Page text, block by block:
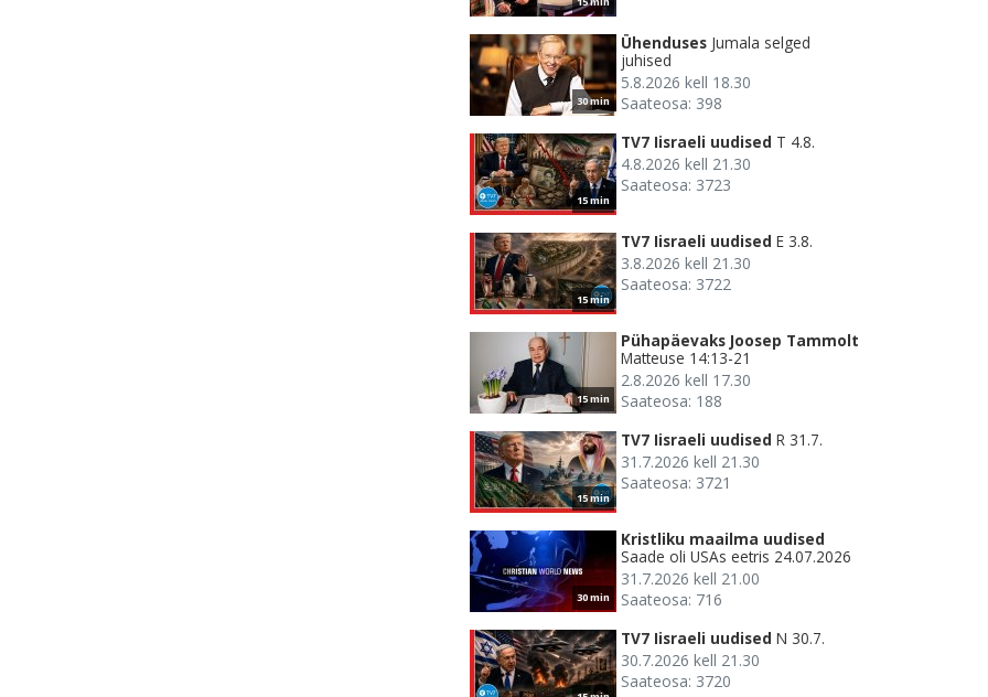
30 min
Ühenduses Jumala selged
juhised
5.8.2026 kell 18.30
Saateosa: 398
15 min
TV7 Iisraeli uudised T 4.8.
4.8.2026 kell 21.30
Saateosa: 3723
15 min
TV7 Iisraeli uudised E 3.8.
3.8.2026 kell 21.30
Saateosa: 3722
15 min
Pühapäevaks Joosep Tammolt
Matteuse 14:13-21
2.8.2026 kell 17.30
Saateosa: 188
15 min
TV7 Iisraeli uudised R 31.7.
31.7.2026 kell 21.30
Saateosa: 3721
30 min
Kristliku maailma uudised
Saade oli USAs eetris 24.07.2026
31.7.2026 kell 21.00
Saateosa: 716
TV7 Iisraeli uudised N 30.7.
30.7.2026 kell 21.30
Saateosa: 3720